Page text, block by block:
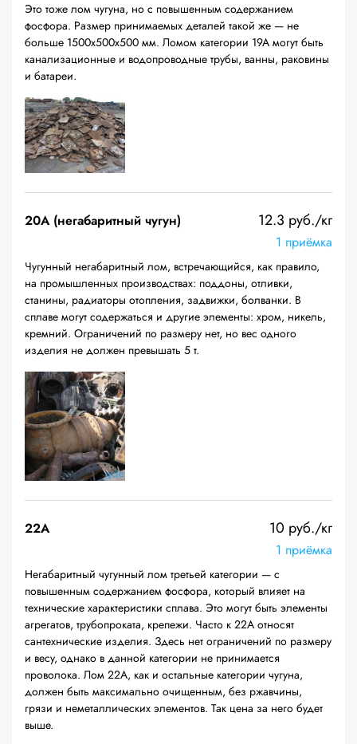
Это тоже лом чугуна, но с повышенным содержанием
фосфора. Размер принимаемых деталей такой же — не
больше 1500х500х500 мм. Ломом категории 19А могут быть
канализационные и водопроводные трубы, ванны, раковины
и батареи.
20A (негабаритный чугун) 12.3 руб./кг
1 приёмка
Чугунный негабаритный лом, встречающийся, как правило,
на промышленных производствах: поддоны, отливки,
станины, радиаторы отопления, задвижки, болванки. В
сплаве могут содержаться и другие элементы: хром, никель,
кремний. Ограничений по размеру нет, но вес одного
изделия не должен превышать 5 т.
22A 10 руб./кг
1 приёмка
Негабаритный чугунный лом третьей категории — с
повышенным содержанием фосфора, который влияет на
технические характеристики сплава. Это могут быть элементы
агрегатов, трубопроката, крепежи. Часто к 22А относят
сантехнические изделия. Здесь нет ограничений по размеру
и весу, однако в данной категории не принимается
проволока. Лом 22А, как и остальные категории чугуна,
должен быть максимально очищенным, без ржавчины,
грязи и неметаллических элементов. Так цена за него будет
выше.